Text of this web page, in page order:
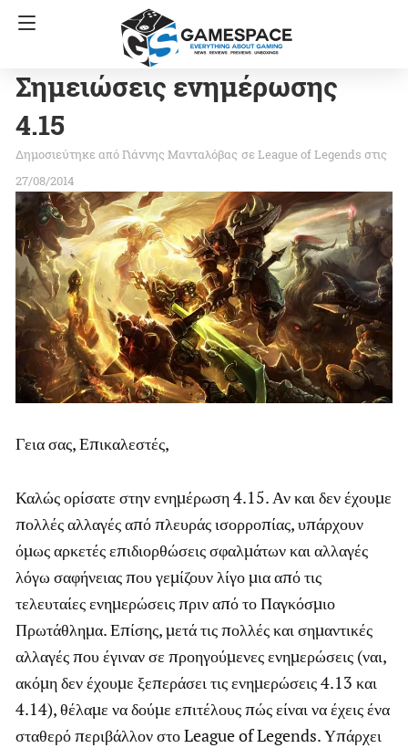
Σημειώσεις ενημέρωσης
4.15
Γιάννης Μανταλόβας σε League of Legends στις
27/08/2014
Γεια σας, Επικαλεστές,
Καλώς ορίσατε στην ενημέρωση 4.15. Αν και δεν έχουμε
πολλές αλλαγές από πλευράς ισορροπίας, υπάρχουν
όμως αρκετές επιδιορθώσεις σφαλμάτων και αλλαγές
λόγω σαφήνειας που γεμίζουν λίγο μια από τις
τελευταίες ενημερώσεις πριν από το Παγκόσμιο
Πρωτάθλημα. Επίσης, μετά τις πολλές και σημαντικές
αλλαγές που έγιναν σε προηγούμενες ενημερώσεις (ναι,
ακόμη δεν έχουμε ξεπεράσει τις ενημερώσεις 4.13 και
4.14), θέλαμε να δούμε επιτέλους πώς είναι να έχεις ένα
σταθερό περιβάλλον στο League of Legends. Υπάρχει